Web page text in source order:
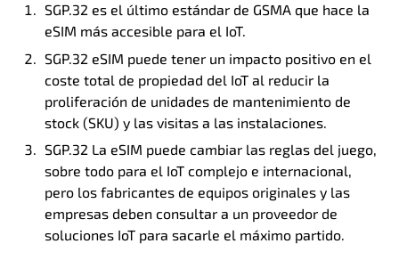
SGP.32 es el último estándar de GSMA que hace la
eSIM más accesible para el IoT.
SGP.32 eSIM puede tener un impacto positivo en el
coste total de propiedad del IoT al reducir la
proliferación de unidades de mantenimiento de
stock (SKU) y las visitas a las instalaciones.
SGP.32 La eSIM puede cambiar las reglas del juego,
sobre todo para el IoT complejo e internacional,
pero los fabricantes de equipos originales y las
empresas deben consultar a un proveedor de
soluciones IoT para sacarle el máximo partido.